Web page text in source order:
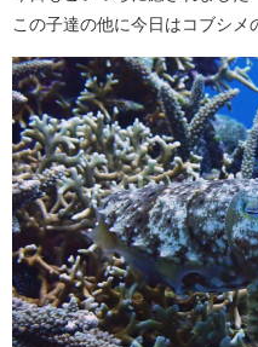
この子達の他に今日はコブシメ